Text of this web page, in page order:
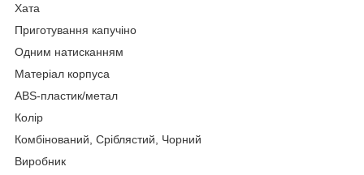
Хата
Приготування капучіно
Одним натисканням
Матеріал корпуса
ABS-пластик/метал
Колір
Комбінований, Сріблястий, Чорний
Виробник